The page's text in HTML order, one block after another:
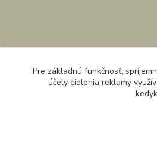
Pre základnú funkčnosť,
účely cielenia reklamy